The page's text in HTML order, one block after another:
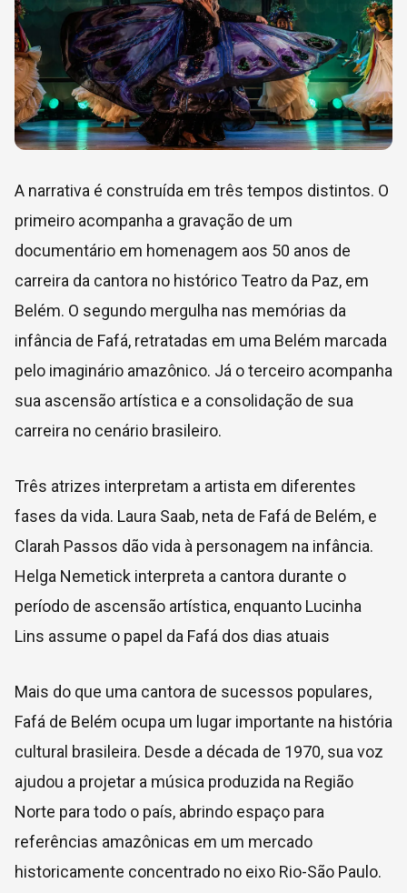
A narrativa é construída em três tempos distintos. O
primeiro acompanha a gravação de um
documentário em homenagem aos 50 anos de
carreira da cantora no histórico Teatro da Paz, em
Belém. O segundo mergulha nas memórias da
infância de Fafá, retratadas em uma Belém marcada
pelo imaginário amazônico. Já o terceiro acompanha
sua ascensão artística e a consolidação de sua
carreira no cenário brasileiro.
Três atrizes interpretam a artista em diferentes
fases da vida. Laura Saab, neta de Fafá de Belém, e
Clarah Passos dão vida à personagem na infância.
Helga Nemetick interpreta a cantora durante o
período de ascensão artística, enquanto Lucinha
Lins assume o papel da Fafá dos dias atuais
Mais do que uma cantora de sucessos populares,
Fafá de Belém ocupa um lugar importante na história
cultural brasileira. Desde a década de 1970, sua voz
ajudou a projetar a música produzida na Região
Norte para todo o país, abrindo espaço para
referências amazônicas em um mercado
historicamente concentrado no eixo Rio-São Paulo.